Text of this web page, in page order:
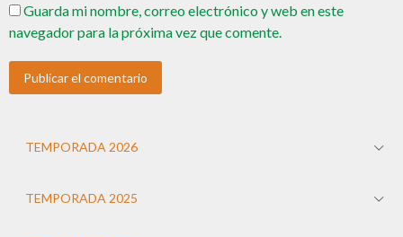
Guarda mi nombre, correo electrónico y web en este
navegador para la próxima vez que comente.
TEMPORADA 2026
TEMPORADA 2025